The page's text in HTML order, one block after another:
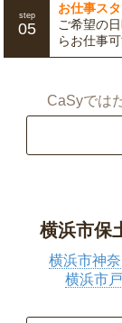
step
05
お仕事ス
ご希望の
らお仕事
CaSyでは
横浜市保
横浜市神
横浜市